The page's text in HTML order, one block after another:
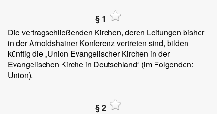
§ 1
Die vertragschließenden Kirchen, deren Leitungen bisher
in der Arnoldshainer Konferenz vertreten sind, bilden
künftig die „Union Evangelischer Kirchen in der
Evangelischen Kirche in Deutschland“ (im Folgenden:
Union).
§ 2